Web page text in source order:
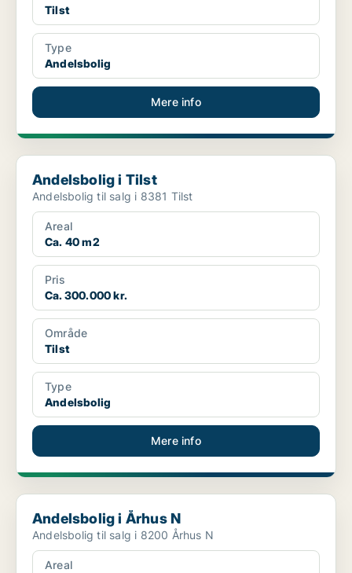
Tilst
Type
Andelsbolig
Mere info
Andelsbolig i Tilst
Andelsbolig i Tilst
Andelsbolig til salg i 8381 Tilst
Areal
Ca. 40 m2
Pris
Ca. 300.000 kr.
Område
Tilst
Type
Andelsbolig
Mere info
Andelsbolig i Århus N
Andelsbolig i Århus N
Andelsbolig til salg i 8200 Århus N
Areal